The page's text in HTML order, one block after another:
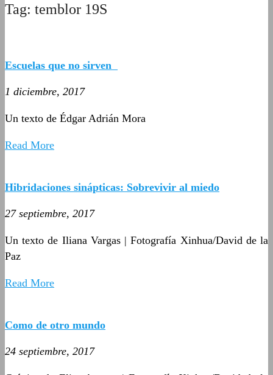
Tag: temblor 19S
Escuelas que no sirven
1 diciembre, 2017
Un texto de Édgar Adrián Mora
Read More
Hibridaciones sinápticas: Sobrevivir al miedo
27 septiembre, 2017
Un texto de Iliana Vargas | Fotografía Xinhua/David de la
Paz
Read More
Como de otro mundo
24 septiembre, 2017